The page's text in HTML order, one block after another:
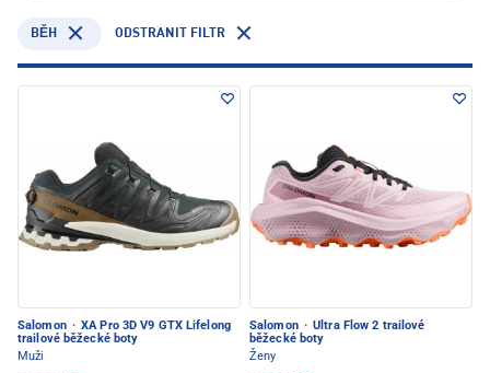
BĚH ODSTRANIT FILTR
Salomon · XA Pro 3D V9 GTX Lifelong
trailové běžecké boty
Muži
Salomon · Ultra Flow 2 trailové
běžecké boty
Ženy